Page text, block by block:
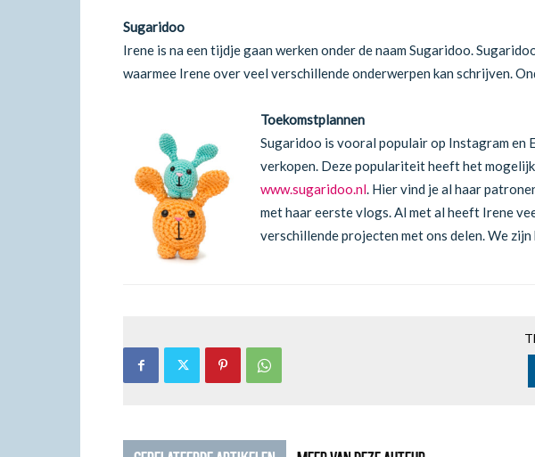
Sugaridoo
Irene is na een tijdje gaan werken onder de naam Sugaridoo.
waarmee Irene over veel verschillende onderwerpen kan schrijven.
Toekomstplannen
Sugaridoo is vooral populair op Instagram en
verkopen. Deze populariteit heeft het mogelijk
www.sugaridoo.nl. Hier vind je al haar
met haar eerste vlogs. Al met al heeft Irene
verschillende projecten met ons delen. We